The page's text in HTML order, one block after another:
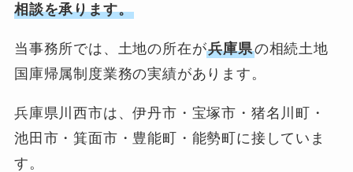
相談を承ります。
当事務所では、土地の所在が兵庫県の相続土地
国庫帰属制度業務の実績があります。
兵庫県川西市は、伊丹市・宝塚市・猪名川町・
池田市・箕面市・豊能町・能勢町に接していま
す。